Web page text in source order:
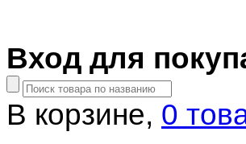
Вход для
В корзине, 0